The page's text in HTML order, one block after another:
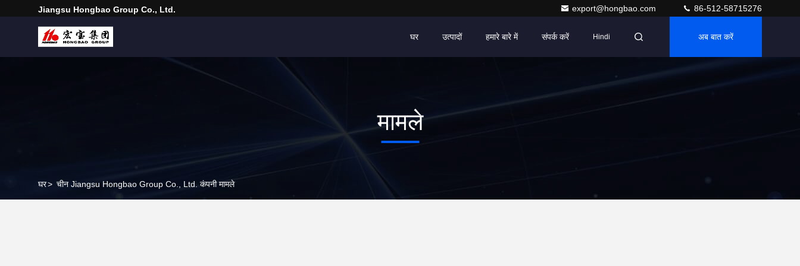
Jiangsu Hongbao Group Co., Ltd. export@hongbao.com 86-512-58715276
घर उत्पादों हमारे बारे में संपर्क करें Hindi अब बात करें
मामले
घर> चीन Jiangsu Hongbao Group Co., Ltd. कंपनी मामले